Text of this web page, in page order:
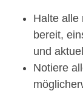
Halte alle
bereit,
und
Notiere